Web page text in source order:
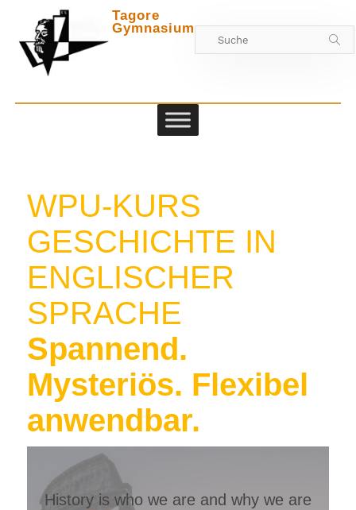
Zwischen
Tagore
Gymnasium
WPU-KURS
GESCHICHTE IN
ENGLISCHER
SPRACHE
Spannend.
Mysteriös. Flexibel
anwendbar.
History is who we are and why we are